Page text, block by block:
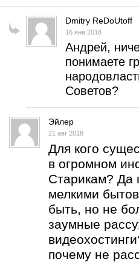
Dmitry ReDoUtoff
16 янв 2018
Андрей,
понимаете
Советов?
Эйлер
21 авг 2018
Для кого
в огромном
Старикам? Да
мелкими
быть, но не
заумные
почему не